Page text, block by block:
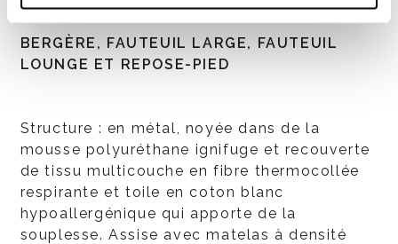
BERGÈRE, FAUTEUIL LARGE, FAUTEUIL
LOUNGE ET REPOSE-PIED
Structure : en métal, noyée dans de la
mousse polyuréthane ignifuge et recouverte
de tissu multicouche en fibre thermocollée
respirante et toile en coton blanc
hypoallergénique qui apporte de la
souplesse. Assise avec matelas à densité